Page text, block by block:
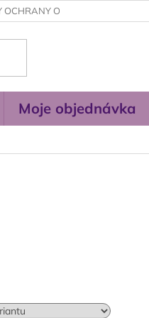
OCHRANY OSOBNÍCH ÚDAJŮ
Moje objednávka